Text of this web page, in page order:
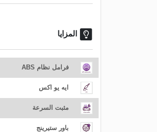
المزايا
فرامل نظام ABS
ايه يو اكس
مثبت السرعة
باور ستيرينج